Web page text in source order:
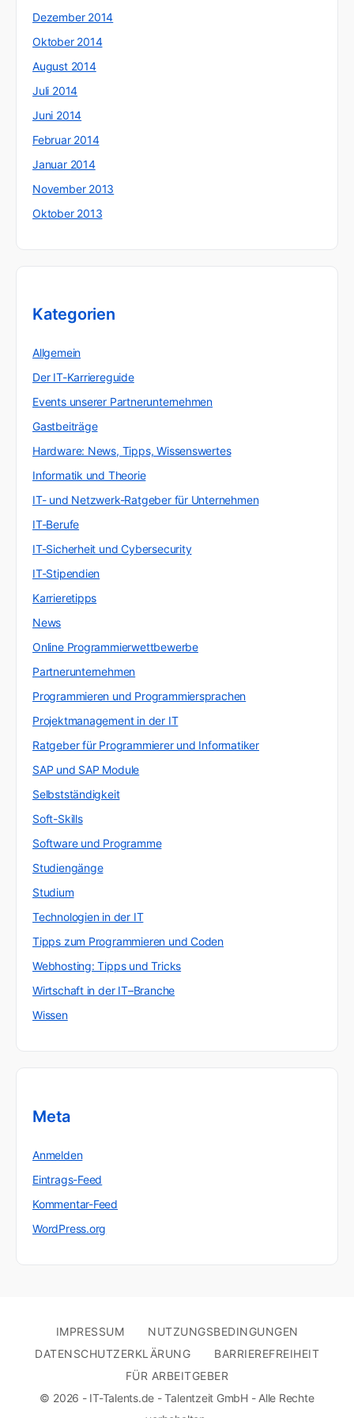
Dezember 2014
Oktober 2014
August 2014
Juli 2014
Juni 2014
Februar 2014
Januar 2014
November 2013
Oktober 2013
Kategorien
Allgemein
Der IT-Karriereguide
Events unserer Partnerunternehmen
Gastbeiträge
Hardware: News, Tipps, Wissenswertes
Informatik und Theorie
IT- und Netzwerk-Ratgeber für Unternehmen
IT-Berufe
IT-Sicherheit und Cybersecurity
IT-Stipendien
Karrieretipps
News
Online Programmierwettbewerbe
Partnerunternehmen
Programmieren und Programmiersprachen
Projektmanagement in der IT
Ratgeber für Programmierer und Informatiker
SAP und SAP Module
Selbstständigkeit
Soft-Skills
Software und Programme
Studiengänge
Studium
Technologien in der IT
Tipps zum Programmieren und Coden
Webhosting: Tipps und Tricks
Wirtschaft in der IT–Branche
Wissen
Meta
Anmelden
Eintrags-Feed
Kommentar-Feed
WordPress.org
IMPRESSUM
NUTZUNGSBEDINGUNGEN
DATENSCHUTZERKLÄRUNG
BARRIEREFREIHEIT
FÜR ARBEITGEBER
© 2026 - IT-Talents.de - Talentzeit GmbH - Alle Rechte